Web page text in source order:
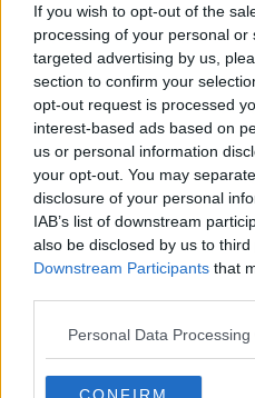
If you wish to opt-out of the
processing of your personal
targeted advertising by us,
section to confirm your
opt-out request is processed
interest-based ads based on
us or personal information
your opt-out. You may
disclosure of your personal
IAB’s list of downstream
also be disclosed by us to
Downstream Participants that
Personal Data
CONFIRM
Il diluvio
La classe
Pensieri incoerenti
Dal balcone
Insomnia
Il guardiano
Lo sgombero
Erodoto e Tucidide
Il padre della storia
Pensieri brevi
L'evoluzione della specie
Il servizio
L'Oscuro
Generazioni
Il paese dei balocchi
Ciò che resta